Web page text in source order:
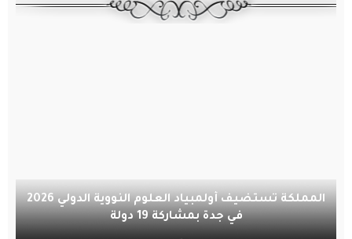
المملكة تستضيف أولمبياد العلوم النووية الدولي 2026
في جدة بمشاركة 19 دولة